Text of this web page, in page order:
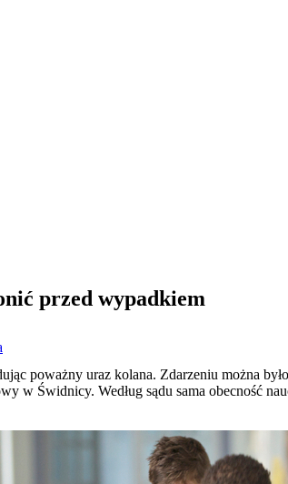
przed wypadkiem
poważny uraz kolana. Zdarzeniu można
w Świdnicy. Według sądu sama obecność